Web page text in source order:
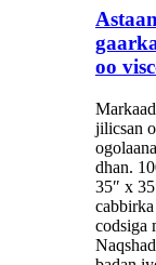
oo
jilicsan
dhan.
35″ x
codsiga